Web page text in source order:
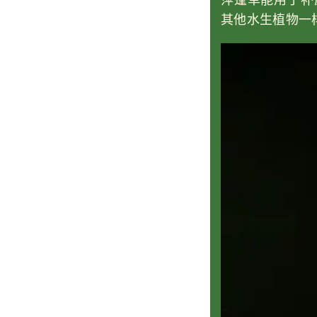
其他水生植物一